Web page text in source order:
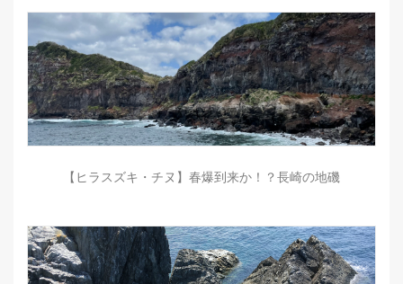
【ヒラスズキ・チヌ】春爆到来か！？長崎の地磯